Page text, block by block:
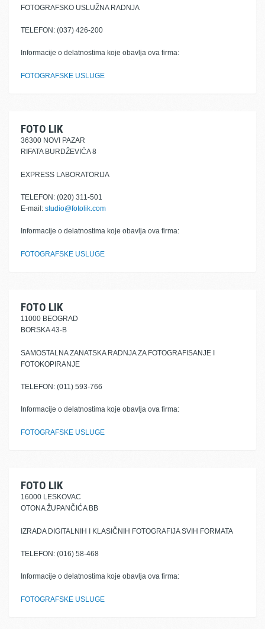
FOTOGRAFSKO USLUŽNA RADNJA
TELEFON: (037) 426-200
Informacije o delatnostima koje obavlja ova firma:
FOTOGRAFSKE USLUGE
FOTO LIK
36300 NOVI PAZAR
RIFATA BURDŽEVIĆA 8
EXPRESS LABORATORIJA
TELEFON: (020) 311-501
E-mail: studio@fotolik.com
Informacije o delatnostima koje obavlja ova firma:
FOTOGRAFSKE USLUGE
FOTO LIK
11000 BEOGRAD
BORSKA 43-B
SAMOSTALNA ZANATSKA RADNJA ZA FOTOGRAFISANJE I
FOTOKOPIRANJE
TELEFON: (011) 593-766
Informacije o delatnostima koje obavlja ova firma:
FOTOGRAFSKE USLUGE
FOTO LIK
16000 LESKOVAC
OTONA ŽUPANČIĆA BB
IZRADA DIGITALNIH I KLASIČNIH FOTOGRAFIJA SVIH FORMATA
TELEFON: (016) 58-468
Informacije o delatnostima koje obavlja ova firma:
FOTOGRAFSKE USLUGE